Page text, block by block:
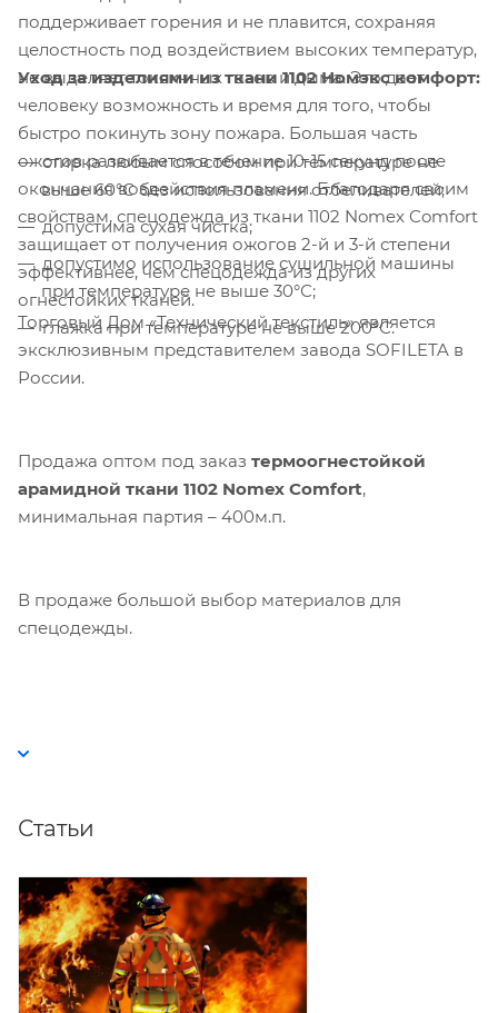
поддерживает горения и не плавится, сохраняя
целостность под воздействием высоких температур,
не выделяет токсичных газов и дыма. Это дает
человеку возможность и время для того, чтобы
быстро покинуть зону пожара. Большая часть
ожогов развивается в течение 10-15 секунд после
окончания воздействия пламени. Благодаря своим
свойствам, спецодежда из ткани 1102 Nomex Comfort
защищает от получения ожогов 2-й и 3-й степени
эффективнее, чем спецодежда из других
огнестойких тканей.
Уход за изделиями из ткани 1102 Номэкс комфорт:
стирка любым способом при температуре не
выше 60°С без использования отбеливателей;
допустима сухая чистка;
допустимо использование сушильной машины
при температуре не выше 30°С;
глажка при температуре не выше 200°С.
Торговый Дом «Технический текстиль» является
эксклюзивным представителем завода SOFILETA в
России.
Продажа оптом под заказ термоогнестойкой
арамидной ткани 1102 Nomex Comfort,
минимальная партия – 400м.п.
В продаже большой выбор материалов для
спецодежды.
Статьи
Компания «Торговый Дом Технический
Текстиль» использует cookie-файлы и
обрабатывает персональные данные с
использованием Яндекс Метрики. Это
улучшает работу сайта и
взаимодействие с ним. Подробнее - в
Политике. Подтвердите ваше согласие,
нажав кнопку "Принять".
Принять